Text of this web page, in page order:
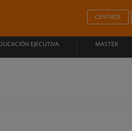
CENTROS
EJECUTIVA MASTER